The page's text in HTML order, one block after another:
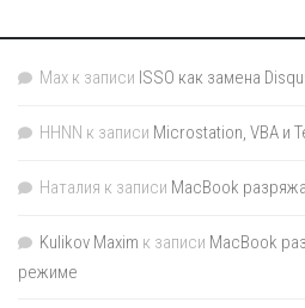
Max к записи ISSO как замена
HHNN к записи Microstation, VBA и
Наталия к записи MacBook
Kulikov Maxim к записи MacBook
режиме